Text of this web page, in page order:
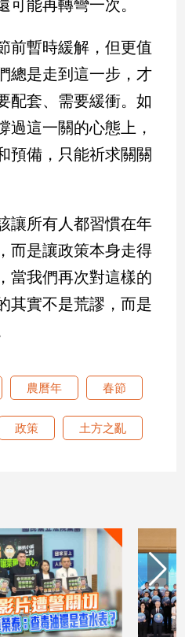
可能再轉彎一次。
前暫時緩解，但更值
總是走到這一步，才
配套、需要緩衝。如
過這一關的心態上，
預備，只能祈求關關
讓所有人都習慣在年
而是讓政策本身走得
當我們再次對這樣的
其實不是荒謬，而是
農曆年 春節
政策 土方之亂